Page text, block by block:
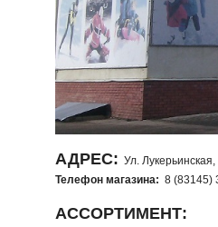
АДРЕС: Ул. Лукерьинская,
Телефон магазина: 8 (83145)
АССОРТИМЕНТ: